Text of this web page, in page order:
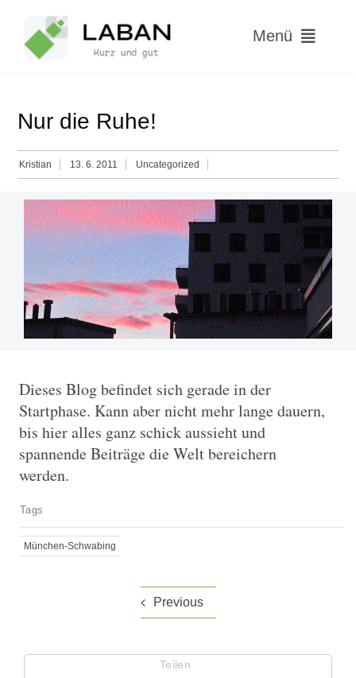
content
Menü
Blog
Hitparade
Nur die Ruhe!
Kristian 13. 6. 2011 Uncategorized
Dieses Blog befindet sich gerade in der
Startphase. Kann aber nicht mehr lange dauern,
bis hier alles ganz schick aussieht und
spannende Beiträge die Welt bereichern
werden.
Tags
München-Schwabing
Previous
Teilen